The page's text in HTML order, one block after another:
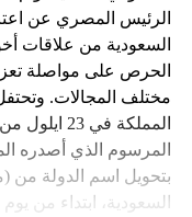
الرئيس المصري عن
السعودية من علاقات
الحرص على مواصلة
مختلف المجالات.
المملكة في
المرسوم الذي أصدره
بتحويل اسم الدولة من
السعودية، ابتداء من يوم 23 ايلول 1932م.